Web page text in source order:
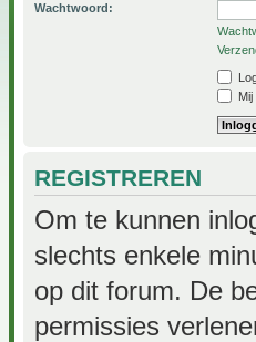
Wachtwoord:
REGISTREREN
Om te kunnen
slechts enkele
op dit forum. De
permissies